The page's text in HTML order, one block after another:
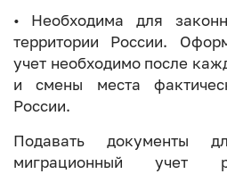
• Необходима для
территории России.
учет необходимо после
и смены места
России.
Подавать документы
миграционный учет